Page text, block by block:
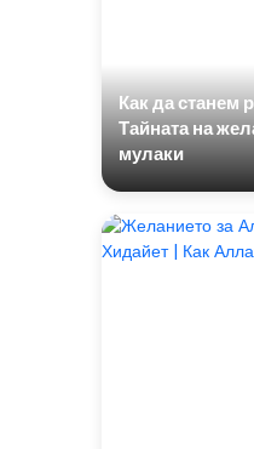
Как да станем
Тайната на
мулаки